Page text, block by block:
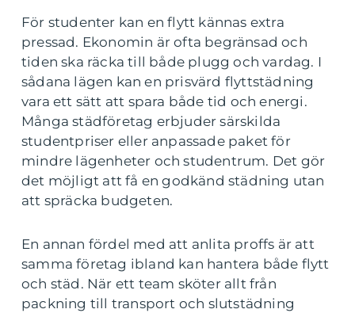
För studenter kan en flytt kännas extra
pressad. Ekonomin är ofta begränsad och
tiden ska räcka till både plugg och vardag. I
sådana lägen kan en prisvärd flyttstädning
vara ett sätt att spara både tid och energi.
Många städföretag erbjuder särskilda
studentpriser eller anpassade paket för
mindre lägenheter och studentrum. Det gör
det möjligt att få en godkänd städning utan
att spräcka budgeten.
En annan fördel med att anlita proffs är att
samma företag ibland kan hantera både flytt
och städ. När ett team sköter allt från
packning till transport och slutstädning